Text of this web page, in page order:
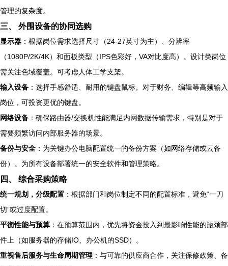
管理的复杂度。
三、 外围设备的协同选购
显示器 ：根据岗位需求选择尺寸（24-27英寸为主）、分辨率
（1080P/2K/4K）和面板类型（IPS色彩好，VA对比度高）。设计类岗位
需关注色域覆盖。可考虑人体工学支架。
输入设备 ：选择手感舒适、耐用的键盘鼠标。对于财务、编辑等高频输入
岗位，可投资更优的键盘。
网络设备 ：确保路由器/交换机性能满足内网数据传输需求，特别是对于
需要频繁访问内部服务器的场景。
备份与安全 ：为关键办公电脑配置统一的备份方案（如网络存储或云备
份）。为所有设备部署统一的安全软件和管理策略。
四、 综合采购策略
统一规划，分级配置 ：根据部门和岗位制定不同的配置标准，避免“一刀
切”或过度配置。
平衡性能与预算 ：在预算范围内，优先将资金投入到最影响性能的瓶颈部
件上（如服务器的存储IO、办公机的SSD）。
重视售后服务与生命周期管理 ：与可靠的供应商合作，关注保修政策、备